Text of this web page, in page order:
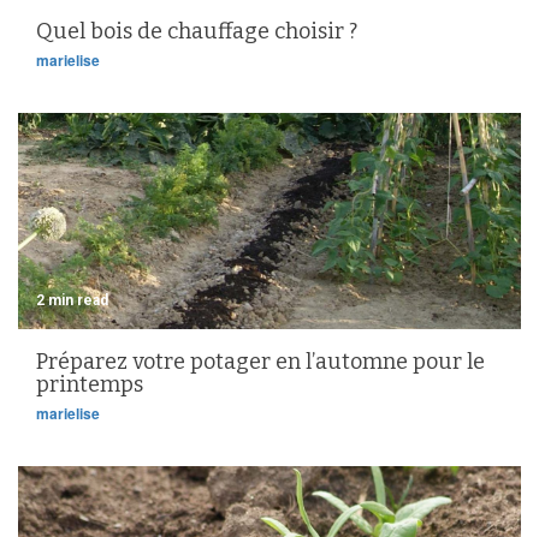
Quel bois de chauffage choisir ?
marielise
2 min read
Préparez votre potager en l’automne pour le
printemps
marielise